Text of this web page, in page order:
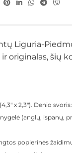
Liguria-
originalas, šių
x 2,3″). Denio
(anglų, ispanų,
popierinės